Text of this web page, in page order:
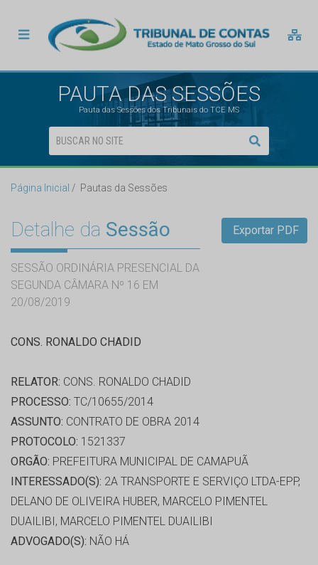
PAUTA DAS SESSÕES
Pauta das Sessões dos Tribunais do TCE MS
Página Inicial Pautas da Sessões
Detalhe da Sessão
SESSÃO ORDINÁRIA PRESENCIAL DA
SEGUNDA CÂMARA Nº 16 EM
20/08/2019
Exportar PDF
CONS. RONALDO CHADID
RELATOR: CONS. RONALDO CHADID
PROCESSO: TC/10655/2014
ASSUNTO: CONTRATO DE OBRA 2014
PROTOCOLO: 1521337
ORGÃO: PREFEITURA MUNICIPAL DE CAMAPUÃ
INTERESSADO(S): 2A TRANSPORTE E SERVIÇO LTDA-EPP,
DELANO DE OLIVEIRA HUBER, MARCELO PIMENTEL
DUAILIBI, MARCELO PIMENTEL DUAILIBI
ADVOGADO(S): NÃO HÁ